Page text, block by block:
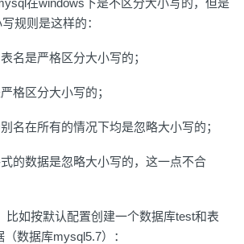
在windows下是不区分大小写的，但是
规则是这样的：
是严格区分大小写的；
区分大小写的；
在所有的情况下均是忽略大小写的；
数据是忽略大小写的，这一点不合
如按默认配置创建一个数据库test和表
数据库mysql5.7）：